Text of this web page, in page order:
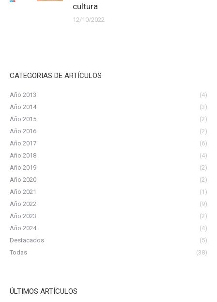
cultura
12/10/2022
CATEGORIAS DE ARTÍCULOS
Año 2013
(4)
Año 2014
(3)
Año 2015
(2)
Año 2016
(2)
Año 2017
(6)
Año 2018
(4)
Año 2019
(2)
Año 2020
(2)
Año 2021
(1)
Año 2022
(9)
Año 2023
(2)
Año 2024
(4)
Destacados
(5)
Todas
(38)
ÚLTIMOS ARTÍCULOS